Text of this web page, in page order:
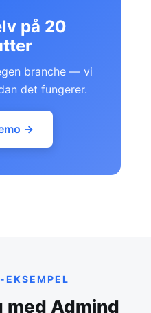
på 20
branche — vi
det fungerer.
→
med Admind